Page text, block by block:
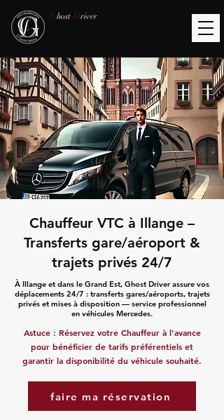
Ghost Driver
Chauffeur VTC à Illange –
Transferts gare/aéroport &
trajets privés 24/7
À Illange et dans le Grand Est, Ghost Driver assure vos
déplacements 24/7 : transferts gares/aéroports, trajets
privés et mises à disposition — service professionnel
en véhicules Mercedes.
Astuce : Réservez votre Chauffeur à l'avance
pour bénéficier de tarifs préférentiels et
garantir la disponibilité du véhicule souhaité.
faire ma réservation